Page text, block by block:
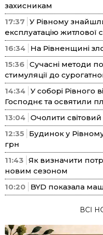
захисникам
17:37 У Рівному
експлуатацію житлової
16:34
На Рівненщині
15:36 Сучасні методи
стимуляції до
14:34 У соборі
Господнє та освятили
13:04 Очолити
12:35 Будинок у
грн
11:43 Як визначити
новим сезоном
10:20
BYD показала
ВСІ